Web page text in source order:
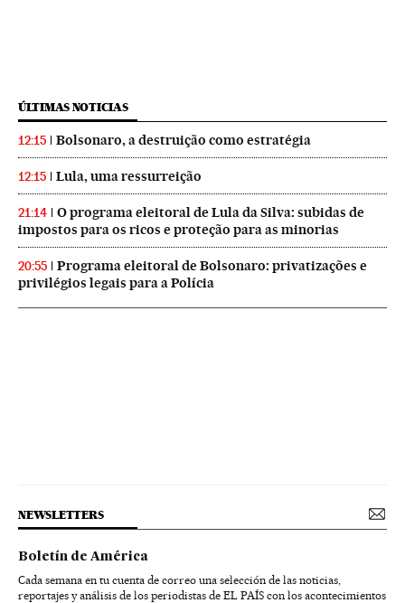
ÚLTIMAS NOTICIAS
12:15 Bolsonaro, a destruição como estratégia
12:15 Lula, uma ressurreição
21:14
O programa eleitoral de Lula da Silva: subidas de
impostos para os ricos e proteção para as minorias
20:55
Programa eleitoral de Bolsonaro: privatizações e
privilégios legais para a Polícia
NEWSLETTERS
Boletín de América
Cada semana en tu cuenta de correo una selección de las noticias,
reportajes y análisis de los periodistas de EL PAÍS con los acontecimientos